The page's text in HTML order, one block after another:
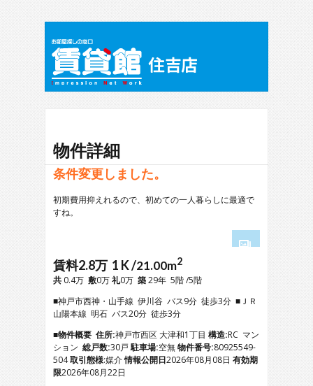
物件詳細
条件変更しました。
初期費用抑えれるので、初めての一人暮らしに最適で
すね。
4
7
8
9
賃料2.8万 1 K /21.00m2
共 0.4万 敷0万礼0万 築29年 5階 /5階
■神戸市西神・山手線 伊川谷 バス9分 徒歩3分 ■ＪＲ
山陽本線 明石 バス20分 徒歩3分
■物件概要 住所:神戸市西区 大津和1丁目 構造:RC マン
ション 総戸数:30戸駐車場:空無物件番号:80925549-
504取引態様:媒介情報公開日2026年08月08日 有効期
限2026年08月22日